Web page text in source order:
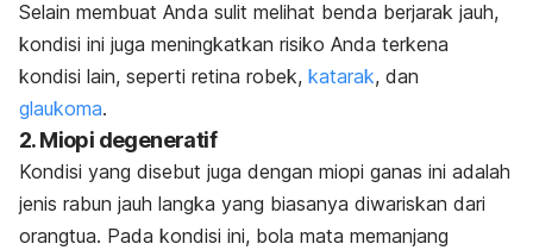
Selain membuat Anda sulit melihat benda berjarak jauh,
kondisi ini juga meningkatkan risiko Anda terkena
kondisi lain, seperti retina robek, katarak, dan
glaukoma.
2. Miopi degeneratif
Kondisi yang disebut juga dengan miopi ganas ini adalah
jenis rabun jauh langka yang biasanya diwariskan dari
orangtua. Pada kondisi ini, bola mata memanjang